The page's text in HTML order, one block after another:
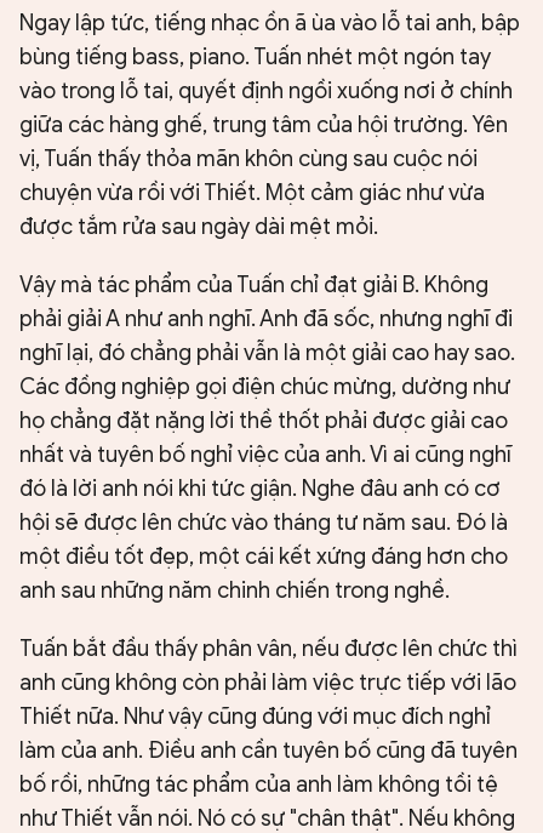
Ngay lập tức, tiếng nhạc ồn ã ùa vào lỗ tai anh, bập
bùng tiếng bass, piano. Tuấn nhét một ngón tay
vào trong lỗ tai, quyết định ngồi xuống nơi ở chính
giữa các hàng ghế, trung tâm của hội trường. Yên
vị, Tuấn thấy thỏa mãn khôn cùng sau cuộc nói
chuyện vừa rồi với Thiết. Một cảm giác như vừa
được tắm rửa sau ngày dài mệt mỏi.
Vậy mà tác phẩm của Tuấn chỉ đạt giải B. Không
phải giải A như anh nghĩ. Anh đã sốc, nhưng nghĩ đi
nghĩ lại, đó chẳng phải vẫn là một giải cao hay sao.
Các đồng nghiệp gọi điện chúc mừng, dường như
họ chẳng đặt nặng lời thề thốt phải được giải cao
nhất và tuyên bố nghỉ việc của anh. Vì ai cũng nghĩ
đó là lời anh nói khi tức giận. Nghe đâu anh có cơ
hội sẽ được lên chức vào tháng tư năm sau. Đó là
một điều tốt đẹp, một cái kết xứng đáng hơn cho
anh sau những năm chinh chiến trong nghề.
Tuấn bắt đầu thấy phân vân, nếu được lên chức thì
anh cũng không còn phải làm việc trực tiếp với lão
Thiết nữa. Như vậy cũng đúng với mục đích nghỉ
làm của anh. Điều anh cần tuyên bố cũng đã tuyên
bố rồi, những tác phẩm của anh làm không tồi tệ
như Thiết vẫn nói. Nó có sự "chân thật". Nếu không